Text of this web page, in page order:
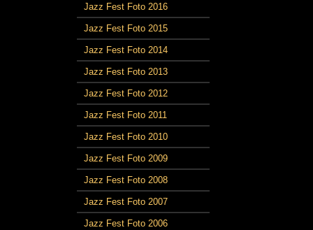
Jazz Fest Foto 2016
Jazz Fest Foto 2015
Jazz Fest Foto 2014
Jazz Fest Foto 2013
Jazz Fest Foto 2012
Jazz Fest Foto 2011
Jazz Fest Foto 2010
Jazz Fest Foto 2009
Jazz Fest Foto 2008
Jazz Fest Foto 2007
Jazz Fest Foto 2006